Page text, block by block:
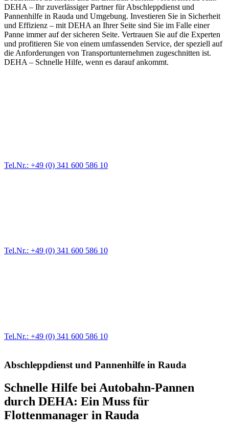
DEHA – Ihr zuverlässiger Partner für Abschleppdienst und
Pannenhilfe in Rauda und Umgebung. Investieren Sie in Sicherheit
und Effizienz – mit DEHA an Ihrer Seite sind Sie im Falle einer
Panne immer auf der sicheren Seite. Vertrauen Sie auf die Experten
und profitieren Sie von einem umfassenden Service, der speziell auf
die Anforderungen von Transportunternehmen zugeschnitten ist.
DEHA – Schnelle Hilfe, wenn es darauf ankommt.
Tel.Nr.: +49 (0) 341 600 586 10
Tel.Nr.: +49 (0) 341 600 586 10
Tel.Nr.: +49 (0) 341 600 586 10
Abschleppdienst und Pannenhilfe in Rauda
Schnelle Hilfe bei Autobahn-Pannen
durch DEHA: Ein Muss für
Flottenmanager in Rauda